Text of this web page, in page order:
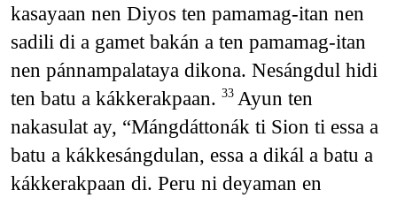
kasayaan nen Diyos ten pamamag-itan nen
sadili di a gamet bakán a ten pamamag-itan
nen pánnampalataya dikona. Nesángdul hidi
ten batu a kákkerakpaan. 33 Ayun ten
nakasulat ay, “Mángdáttonák ti Sion ti essa a
batu a kákkesángdulan, essa a dikál a batu a
kákkerakpaan di. Peru ni deyaman en